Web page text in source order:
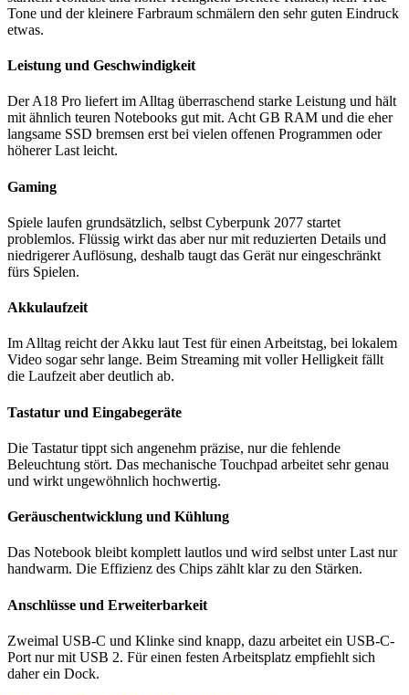
Tone und der kleinere Farbraum schmälern den sehr guten Eindruck
etwas.
Leistung und Geschwindigkeit
Der A18 Pro liefert im Alltag überraschend starke Leistung und hält
mit ähnlich teuren Notebooks gut mit. Acht GB RAM und die eher
langsame SSD bremsen erst bei vielen offenen Programmen oder
höherer Last leicht.
Gaming
Spiele laufen grundsätzlich, selbst Cyberpunk 2077 startet
problemlos. Flüssig wirkt das aber nur mit reduzierten Details und
niedrigerer Auflösung, deshalb taugt das Gerät nur eingeschränkt
fürs Spielen.
Akkulaufzeit
Im Alltag reicht der Akku laut Test für einen Arbeitstag, bei lokalem
Video sogar sehr lange. Beim Streaming mit voller Helligkeit fällt
die Laufzeit aber deutlich ab.
Tastatur und Eingabegeräte
Die Tastatur tippt sich angenehm präzise, nur die fehlende
Beleuchtung stört. Das mechanische Touchpad arbeitet sehr genau
und wirkt ungewöhnlich hochwertig.
Geräuschentwicklung und Kühlung
Das Notebook bleibt komplett lautlos und wird selbst unter Last nur
handwarm. Die Effizienz des Chips zählt klar zu den Stärken.
Anschlüsse und Erweiterbarkeit
Zweimal USB-C und Klinke sind knapp, dazu arbeitet ein USB-C-
Port nur mit USB 2. Für einen festen Arbeitsplatz empfiehlt sich
daher ein Dock.